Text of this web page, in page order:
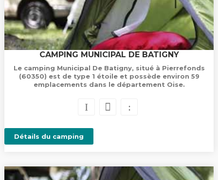
CAMPING MUNICIPAL DE BATIGNY
Le camping Municipal De Batigny, situé à Pierrefonds
(60350) est de type 1 étoile et possède environ 59
emplacements dans le département Oise.
Détails du camping